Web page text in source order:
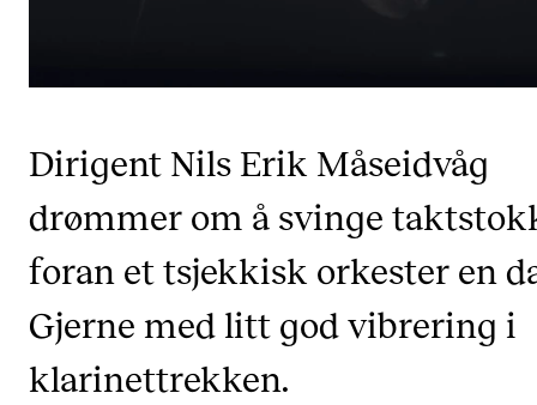
Utveksling
Nettverk
IN.TUNE
Dirigent Nils Erik Måseidvåg
drømmer om å svinge
foran et tsjekkisk orkester en
Gjerne med litt god vibrering i
klarinettrekken.